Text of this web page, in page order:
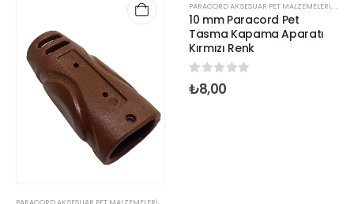
PARACORD AKSESUAR PET MALZEMELERİ,
10 mm Paracord Pet
Tasma Kapama Aparatı
Kırmızı Renk
0 out of 5
₺8,00